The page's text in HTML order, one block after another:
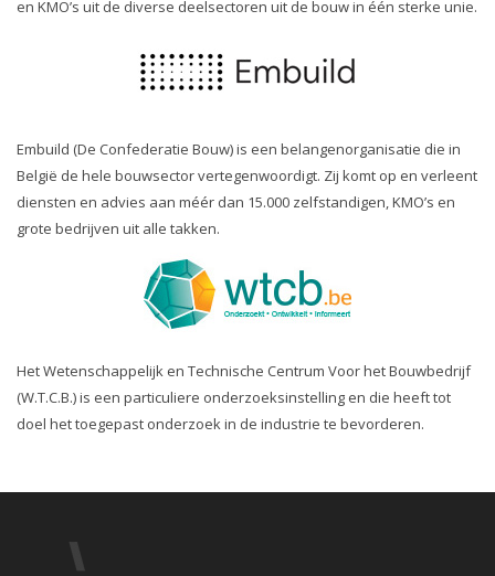
en KMO’s uit de diverse deelsectoren uit de bouw in één sterke unie.
Embuild (De Confederatie Bouw) is een belangenorganisatie die in
België de hele bouwsector vertegenwoordigt. Zij komt op en verleent
diensten en advies aan méér dan 15.000 zelfstandigen, KMO’s en
grote bedrijven uit alle takken.
Het Wetenschappelijk en Technische Centrum Voor het Bouwbedrijf
(W.T.C.B.) is een particuliere onderzoeksinstelling en die heeft tot
doel het toegepast onderzoek in de industrie te bevorderen.